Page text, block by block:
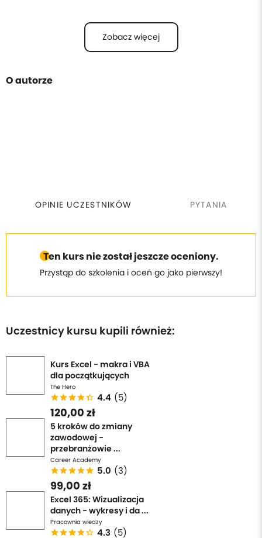
Zobacz więcej
O autorze
OPINIE UCZESTNIKÓW PYTANIA
Ten kurs nie został jeszcze oceniony.
Przystąp do szkolenia i oceń go jako pierwszy!
Uczestnicy kursu kupili również:
Kurs Excel - makra i VBA
dla początkujących
The Hero
4.4 (5)
120,00 zł
5 kroków do zmiany
zawodowej -
przebranżowie ...
Career Academy
5.0 (3)
99,00 zł
Excel 365: Wizualizacja
danych - wykresy i da ...
Pracownia wiedzy
4.3 (5)